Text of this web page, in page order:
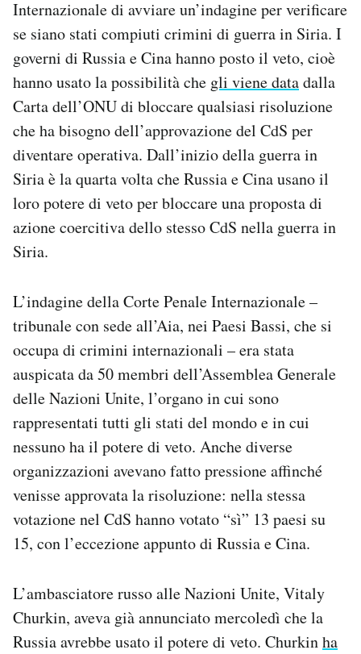
AREA PERSONALE
Area Personale
Newsletter
Hai bisogno di aiuto?
Esci
Internazionale di avviare un’indagine per verificare
se siano stati compiuti crimini di guerra in Siria. I
governi di Russia e Cina hanno posto il veto, cioè
hanno usato la possibilità che gli viene datadalla
Carta dell’ONU di bloccare qualsiasi risoluzione
che ha bisogno dell’approvazione del CdS per
diventare operativa. Dall’inizio della guerra in
Siria è la quarta volta che Russia e Cina usano il
loro potere di veto per bloccare una proposta di
azione coercitiva dello stesso CdS nella guerra in
Siria.
L’indagine della Corte Penale Internazionale –
tribunale con sede all’Aia, nei Paesi Bassi, che si
occupa di crimini internazionali – era stata
auspicata da 50 membri dell’Assemblea Generale
delle Nazioni Unite, l’organo in cui sono
rappresentati tutti gli stati del mondo e in cui
nessuno ha il potere di veto. Anche diverse
organizzazioni avevano fatto pressione affinché
venisse approvata la risoluzione: nella stessa
votazione nel CdS hanno votato “sì” 13 paesi su
15, con l’eccezione appunto di Russia e Cina.
L’ambasciatore russo alle Nazioni Unite, Vitaly
Churkin, aveva già annunciato mercoledì che la
Russia avrebbe usato il potere di veto. Churkinha